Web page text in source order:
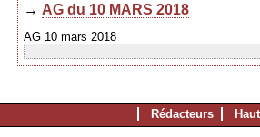
→ AG du 10 MARS 2018
AG 10 mars 2018
Rédacteurs